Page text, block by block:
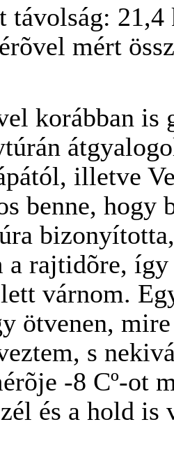
távolság:
mért
korábban is
illetve
benne, hogy
a rajtidõre,
várnom.
ötvenen,
s
-8 Cº-ot
és a hold is